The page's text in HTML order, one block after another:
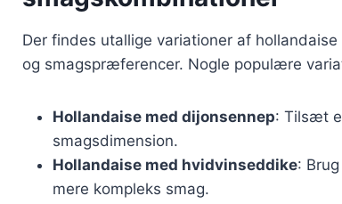
Der findes utallige variationer af
og smagspræferencer. Nogle populære
Hollandaise med dijonsennep: Tilsæt
smagsdimension.
Hollandaise med hvidvinseddike:
mere kompleks smag.